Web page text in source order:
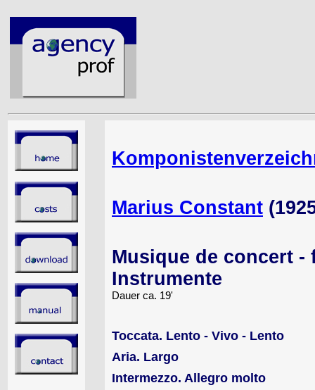
Marius Constant
Musique de concert -
Instrumente
Dauer ca. 19'
Toccata. Lento - Vivo - Lento
Aria. Largo
Intermezzo. Allegro molto